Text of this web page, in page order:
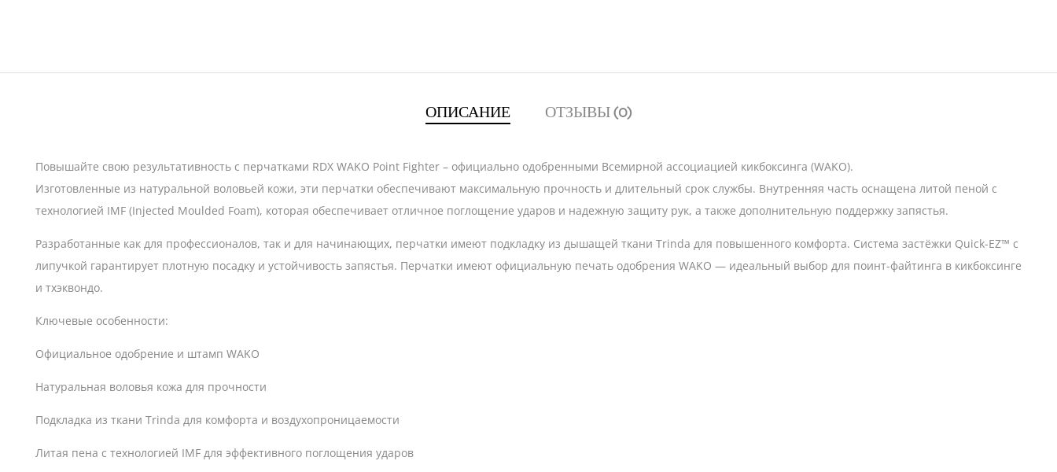
ОПИСАНИЕ ОТЗЫВЫ (0)
Повышайте свою результативность с перчатками RDX WAKO Point Fighter – официально одобренными Всемирной ассоциацией кикбоксинга (WAKO).
Изготовленные из натуральной воловьей кожи, эти перчатки обеспечивают максимальную прочность и длительный срок службы. Внутренняя часть оснащена литой пеной с
технологией IMF (Injected Moulded Foam), которая обеспечивает отличное поглощение ударов и надежную защиту рук, а также дополнительную поддержку запястья.
Разработанные как для профессионалов, так и для начинающих, перчатки имеют подкладку из дышащей ткани Trinda для повышенного комфорта. Система застёжки Quick-EZ™ с
липучкой гарантирует плотную посадку и устойчивость запястья. Перчатки имеют официальную печать одобрения WAKO — идеальный выбор для поинт-файтинга в кикбоксинге
и тхэквондо.
Ключевые особенности:
Официальное одобрение и штамп WAKO
Натуральная воловья кожа для прочности
Подкладка из ткани Trinda для комфорта и воздухопроницаемости
Литая пена с технологией IMF для эффективного поглощения ударов